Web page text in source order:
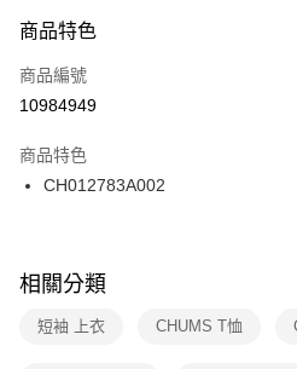
３．安心：先確認商品／服務後，再付款。
【「AFTEE先享後付」結帳流程】
１．於結帳方式選擇「AFTEE先享後付」
２．訂單成立數日內，您將收到繳費通知
３．收到繳費通知簡訊後14天內，點擊此
ATM／網路銀行／等多元方式進行付款，
※ 交易是否成功請以「AFTEE先享後付
是否繳費成功／繳費後需取消欲退款等相
客戶支援中心」
https://
每筆NT$100，滿NT$1,500(含以上)
宅配
每筆NT$100，滿NT$1,500(含以上)
付款後門市自取
每筆NT$100，滿NT$1,500(含以上)
商品特色
商品編號
10984949
商品特色
CH012783A002
相關分類
短袖 上衣 CHUMS T恤